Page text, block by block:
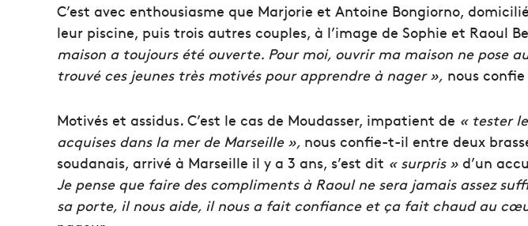
C’est avec enthousiasme que Marjorie et Antoine Bongiorno,
leur piscine, puis trois autres couples, à l’image de Sophie et Raoul
maison a toujours été ouverte. Pour moi, ouvrir ma maison ne pose
trouvé ces jeunes très motivés pour apprendre à nager », nous
Motivés et assidus. C’est le cas de Moudasser, impatient de « tester
acquises dans la mer de Marseille », nous confie-t-il entre deux
soudanais, arrivé à Marseille il y a 3 ans, s’est dit « surpris » d’un
Je pense que faire des compliments à Raoul ne sera jamais assez
sa porte, il nous aide, il nous a fait confiance et ça fait chaud au